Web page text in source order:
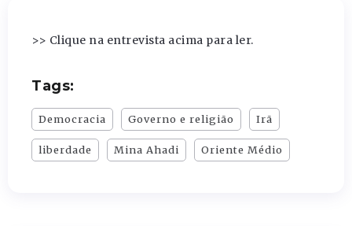
>> Clique na entrevista acima para ler.
Tags:
Democracia Governo e religião Irã
liberdade Mina Ahadi Oriente Médio